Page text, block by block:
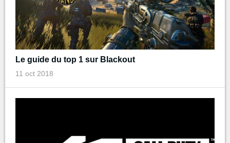
Le guide du top 1 sur Blackout
11 oct 2018